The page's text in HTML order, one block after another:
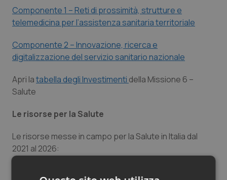
Componente 1 – Reti di prossimità, strutture e
telemedicina per l’assistenza sanitaria territoriale
Componente 2 – Innovazione, ricerca e
digitalizzazione del servizio sanitario nazionale
Apri latabella degli Investimenti della Missione 6 –
Salute
Le risorse per la Salute
Le risorse messe in campo per la Salute in Italia dal
2021 al 2026: